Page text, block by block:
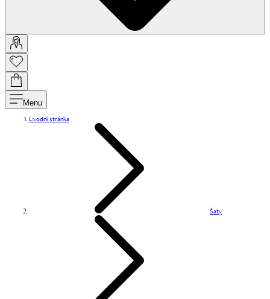
Menu
Úvodní stránka
Šaty